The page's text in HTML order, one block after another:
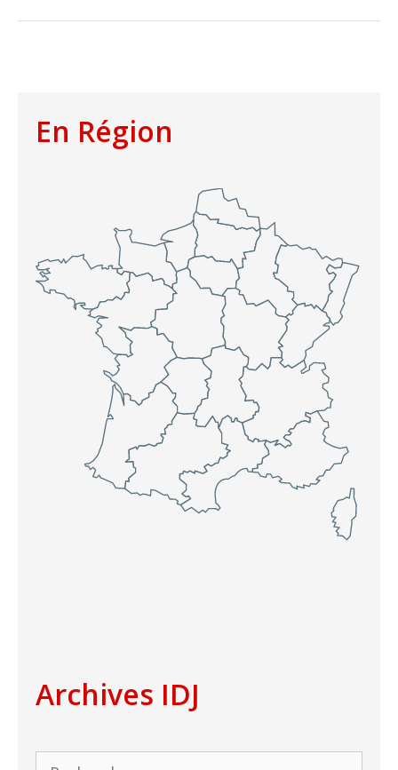
En Région
Archives IDJ
Rechercher :